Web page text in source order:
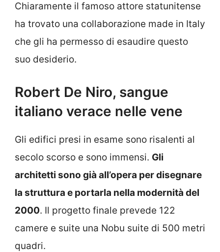
Chiaramente il famoso attore statunitense
ha trovato una collaborazione made in Italy
che gli ha permesso di esaudire questo
suo desiderio.
Robert De Niro, sangue
italiano verace nelle vene
Gli edifici presi in esame sono risalenti al
secolo scorso e sono immensi. Gli
architetti sono già all’opera per disegnare
la struttura e portarla nella modernità del
2000. Il progetto finale prevede 122
camere e suite una Nobu suite di 500 metri
quadri.